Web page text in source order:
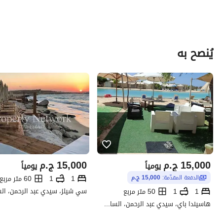
يُنصح به
ج.م15,000 يومياً
الدفعة المقدّمة: 15,000 ج.م
1
1
50 متر مربع
هاسيندا باي، سيدي عبد الرحمن، الساحل الشمالي، مطروح
ج.م15,000 يومياً
1
1 60 متر مربع